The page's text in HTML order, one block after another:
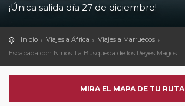
¡Única salida día 27 de diciembre!
Inicio Viajes a África
Viajes a Marruecos
Escapada con Niños: La Búsqueda de los Reyes Magos
MIRA EL MAPA DE TU RUTA